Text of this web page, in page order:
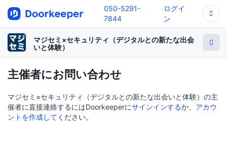
050-5291-
7844
ログイ
ン
マジセミ×セキュリティ（デジタルとの新たな出会
いと体験）
主催者にお問い合わせ
マジセミ×セキュリティ（デジタルとの新たな出会いと体験）の主
催者に直接連絡するにはDoorkeeperにサインインするか、 アカウ
ントを作成して ください。